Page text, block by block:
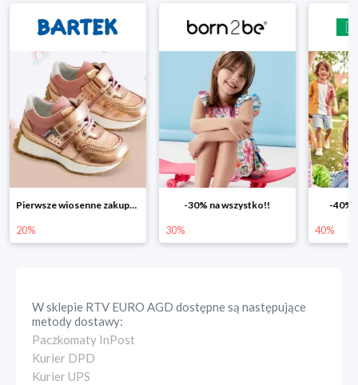
-30% na wszystko!!
30%
-40% na drugą sztukę
40% 25%
W sklepie RTV EURO AGD dostępne są następujące
metody dostawy:
Paczkomaty InPost
Kurier DPD
Kurier UPS